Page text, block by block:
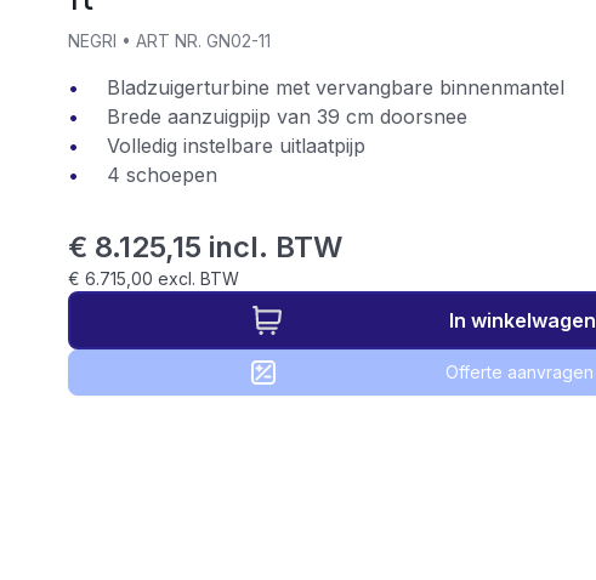
NEGRI •ART NR. GN02-11
Bladzuigerturbine met vervangbare binnenmantel
Brede aanzuigpijp van 39 cm doorsnee
Volledig instelbare uitlaatpijp
4 schoepen
€ 8.125,15 incl. BTW
€ 6.715,00 excl. BTW
In winkelwagen
Offerte aanvragen